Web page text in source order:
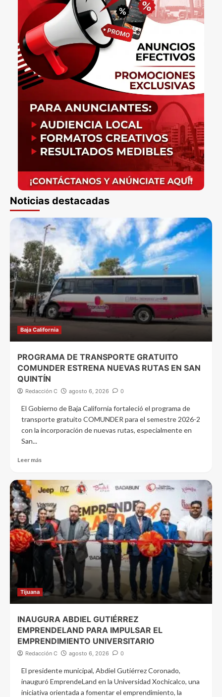
Noticias destacadas
Baja California
PROGRAMA DE TRANSPORTE GRATUITO
COMUNDER ESTRENA NUEVAS RUTAS EN SAN
QUINTÍN
Redacción C agosto 6, 2026 0
El Gobierno de Baja California fortaleció el programa de
transporte gratuito COMUNDER para el semestre 2026-2
con la incorporación de nuevas rutas, especialmente en
San...
Leer más
Tijuana
INAUGURA ABDIEL GUTIÉRREZ
EMPRENDELAND PARA IMPULSAR EL
EMPRENDIMIENTO UNIVERSITARIO
Redacción C agosto 6, 2026 0
El presidente municipal, Abdiel Gutiérrez Coronado,
inauguró EmprendeLand en la Universidad Xochicalco, una
iniciativa orientada a fomentar el emprendimiento, la